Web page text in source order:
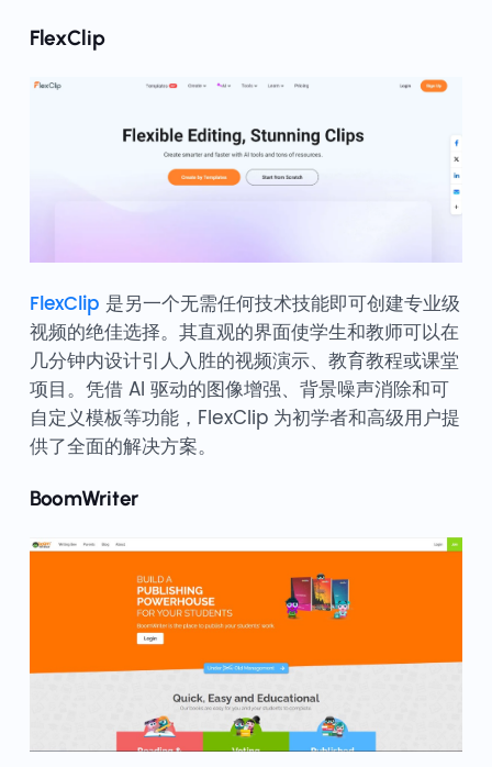
FlexClip
FlexClip 是另一个无需任何技术技能即可创建专业级
视频的绝佳选择。其直观的界面使学生和教师可以在
几分钟内设计引人入胜的视频演示、教育教程或课堂
项目。凭借 AI 驱动的图像增强、背景噪声消除和可
自定义模板等功能，FlexClip 为初学者和高级用户提
供了全面的解决方案。
BoomWriter